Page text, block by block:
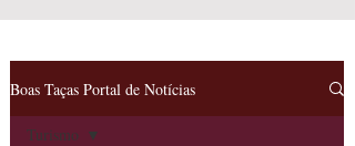
Boas Taças Portal de Notícias
Turismo